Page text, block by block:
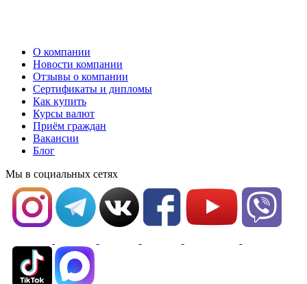
О компании
Новости компании
Отзывы о компании
Сертификаты и дипломы
Как купить
Курсы валют
Приём граждан
Вакансии
Блог
Мы в социальных сетях